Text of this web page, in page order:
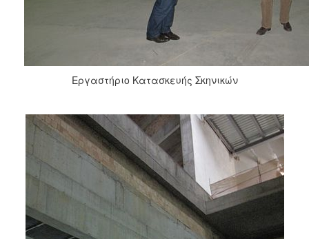
Εργαστήριο Κατασκευής Σκηνικών